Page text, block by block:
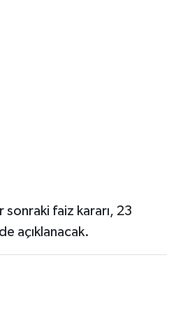
sonraki faiz kararı, 23
açıklanacak.